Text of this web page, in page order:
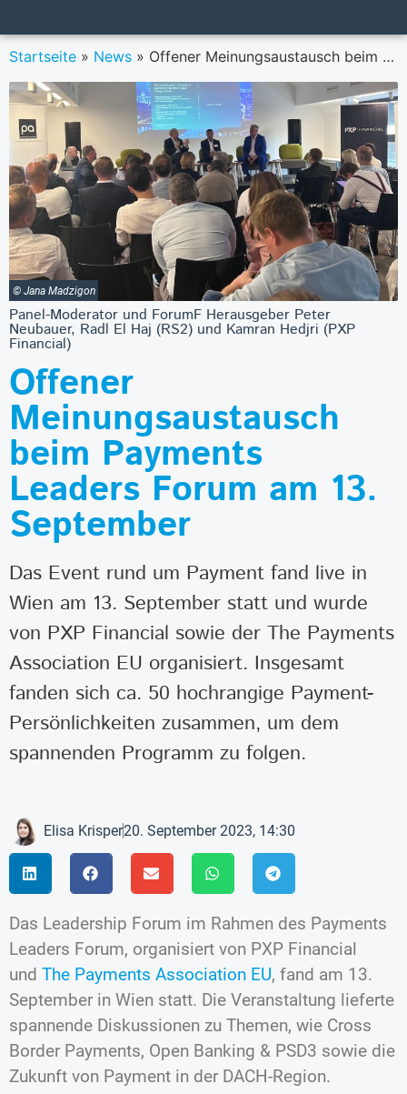
Startseite » News » Offener Meinungsaustausch beim Payments Leaders Forum am 13. September
© Jana Madzigon
Panel-Moderator und ForumF Herausgeber Peter
Neubauer, Radl El Haj (RS2) und Kamran Hedjri (PXP
Financial)
Offener
Meinungsaustausch
beim Payments
Leaders Forum am 13.
September
Das Event rund um Payment fand live in
Wien am 13. September statt und wurde
von PXP Financial sowie der The Payments
Association EU organisiert. Insgesamt
fanden sich ca. 50 hochrangige Payment-
Persönlichkeiten zusammen, um dem
spannenden Programm zu folgen.
Elisa Krisper20. September 2023, 14:30
Das Leadership Forum im Rahmen des Payments
Leaders Forum, organisiert von PXP Financial
und The Payments Association EU, fand am 13.
September in Wien statt. Die Veranstaltung lieferte
spannende Diskussionen zu Themen, wie Cross
Border Payments, Open Banking & PSD3 sowie die
Zukunft von Payment in der DACH-Region.